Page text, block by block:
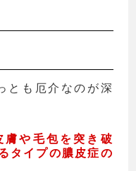
とも厄介なのが深
膚や毛包を突き破
タイプの膿皮症の